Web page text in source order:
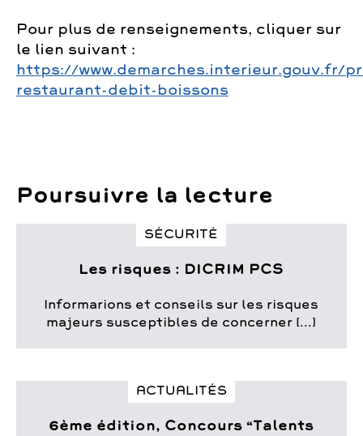
Pour plus de renseignements, cliquer sur
le lien suivant :
https://www.demarches.interieur.gouv.fr/
restaurant-debit-boissons
Poursuivre la lecture
SÉCURITÉ
Les risques : DICRIM PCS
Informarions et conseils sur les risques
majeurs susceptibles de concerner [...]
ACTUALITÉS
6ème édition, Concours “Talents